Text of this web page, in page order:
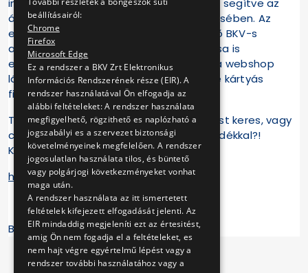
információk is a főoldalon kaptak helyet segítve az
álláskeresőket a lehetőségek felfedezésében. Az
egyre növekvő népszerűségnek örvendő BKV-s
ajándéktárgyak kiválasztása és vásárlása is
egyszerűbbé vált a dedikált keresővel, a webshop
látványos megjelenítésével és az online kártyás
fizetési felület megújításával.
Társaságunk történelmére kíváncsi, állást keres, vagy
csak szeretteit lepné meg stílusos ajándékkal?!
Kattintson megújult honlapunkra!
https://www.bkv.hu/hu
BKV Zrt.
beállításairól:
Chrome
Firefox
Microsoft Edge
Ez a rendszer a BKV Zrt Elektronikus
Információs Rendszerének része (EIR). A
rendszer használatával Ön elfogadja az
alábbi feltételeket: A rendszer használata
megfigyelhető, rögzithető es naplózható a
jogszabályi es a szervezet biztonsági
követelményeinek megfelelően. A rendszer
jogosulatlan használata tilos, és büntető
vagy polgárjogi következményeket vonhat
maga után.
A rendszer használata az itt ismertetett
feltételek kifejezett elfogadását jelenti. Az
EIR mindaddig megjeleníti ezt az értesitést,
amig Ön nem fogadja el a feltételeket, es
nem hajt végre egyértelmű lépést vagy a
rendszer további használatához vagy a